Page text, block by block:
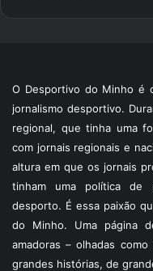
O Desportivo do Minho é
jornalismo desportivo.
regional, que tinha uma
com jornais regionais e
altura em que os jornais
tinham uma política de
desporto. É essa paixão
do Minho. Uma página
amadoras – olhadas
grandes histórias, de